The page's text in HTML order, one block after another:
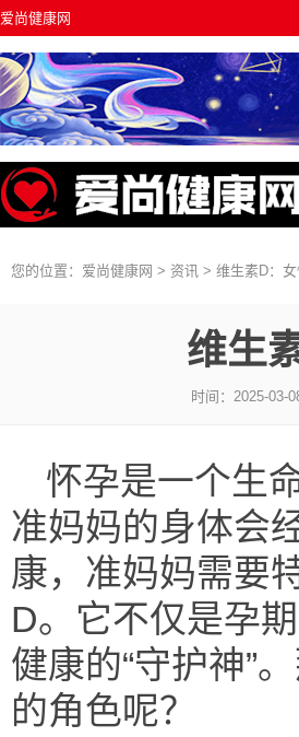
爱尚健康网
您的位置： 爱尚健康网 > 资讯 > 维生素D：女
维生
时间：2025-
怀孕是一个生
准妈妈的身体会
康，准妈妈需要
D。它不仅是孕
健康的“守护神”
的角色呢？